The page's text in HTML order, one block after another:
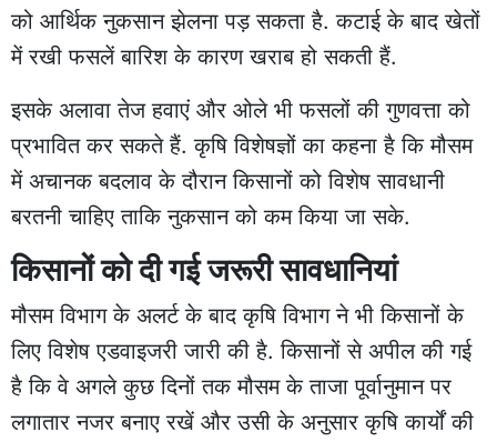
को आर्थिक नुकसान झेलना पड़ सकता है. कटाई के बाद खेतों
में रखी फसलें बारिश के कारण खराब हो सकती हैं.
इसके अलावा तेज हवाएं और ओले भी फसलों की गुणवत्ता को
प्रभावित कर सकते हैं. कृषि विशेषज्ञों का कहना है कि मौसम
में अचानक बदलाव के दौरान किसानों को विशेष सावधानी
बरतनी चाहिए ताकि नुकसान को कम किया जा सके.
किसानों को दी गई जरूरी सावधानियां
मौसम विभाग के अलर्ट के बाद कृषि विभाग ने भी किसानों के
लिए विशेष एडवाइजरी जारी की है. किसानों से अपील की गई
है कि वे अगले कुछ दिनों तक मौसम के ताजा पूर्वानुमान पर
लगातार नजर बनाए रखें और उसी के अनुसार कृषि कार्यों की